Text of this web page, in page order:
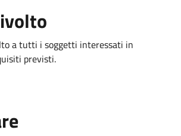
a tutti i soggetti interessati in
previsti.